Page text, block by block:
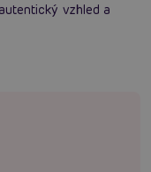
vzhled a